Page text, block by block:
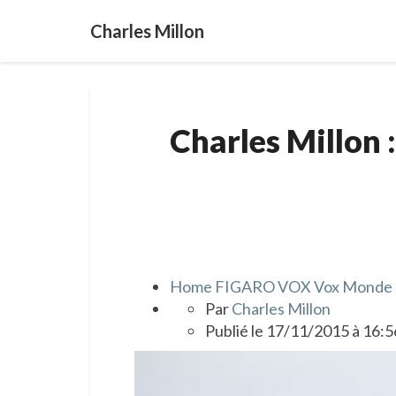
Charles Millon
Charles Millon
Home FIGARO VOXVox Monde
ParCharles Millon
Publié le 17/11/2015 à